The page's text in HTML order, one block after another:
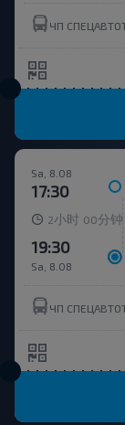
Sa, 8.08
17:30
2 小时 00 分钟
Sa, 8.08
19:30